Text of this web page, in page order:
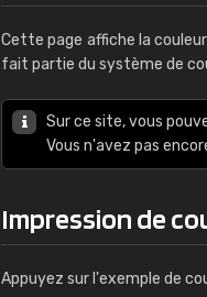
Cette page affiche la couleur
fait partie du système de
Sur ce site, vous
Vous n'avez pas
Impression de
Appuyez sur l'exemple de